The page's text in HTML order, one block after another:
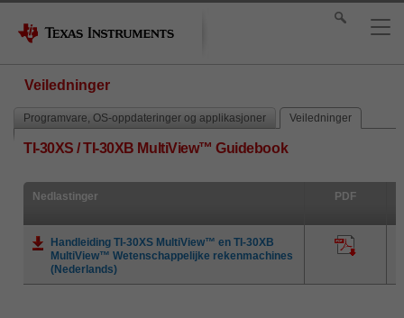
Veiledninger
Programvare, OS-oppdateringer og applikasjoner Veiledninger
TI-30XS / TI-30XB MultiView™ Guidebook
Nedlastinger PDF
Handleiding TI-30XS MultiView™ en TI-30XB
MultiView™ Wetenschappelijke rekenmachines
(Nederlands)